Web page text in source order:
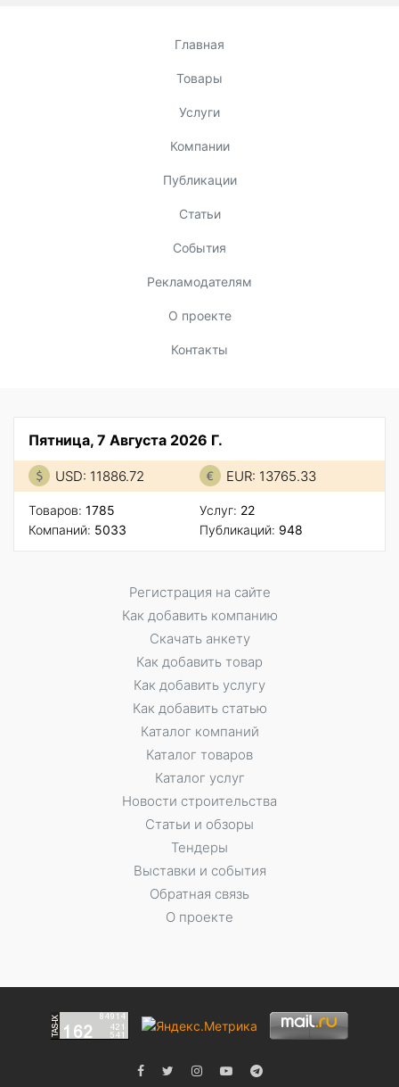
Главная
Товары
Услуги
Компании
Публикации
Статьи
События
Рекламодателям
О проекте
Контакты
Пятница, 7 Августа 2026 Г.
USD: 11886.72 EUR: 13765.33
Товаров: 1785
Компаний: 5033
Услуг: 22
Публикаций: 948
Регистрация на сайте
Как добавить компанию
Скачать анкету
Как добавить товар
Как добавить услугу
Как добавить статью
Каталог компаний
Каталог товаров
Каталог услуг
Новости строительства
Статьи и обзоры
Тендеры
Выставки и события
Обратная связь
О проекте